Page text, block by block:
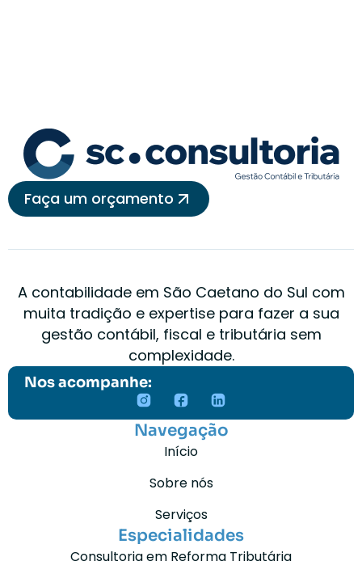
Faça um orçamento
A contabilidade em São Caetano do Sul com
muita tradição e expertise para fazer a sua
gestão contábil, fiscal e tributária sem
complexidade.
Nos acompanhe:
Navegação
Início
Sobre nós
Serviços
Especialidades
Consultoria em Reforma Tributária